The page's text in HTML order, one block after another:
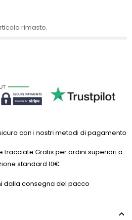
rimasto.
con i nostri metodi di pagamento
tracciate Gratis per ordini superiori a
standard 10€
dalla consegna del pacco